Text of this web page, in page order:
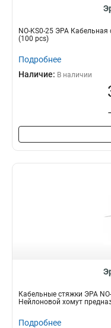
NO-KS0-25 ЭРА
(100 pcs)
Подробнее
Наличие: В наличии
Кабельные стяжки ЭРА
Нейлоновой хомут
Подробнее